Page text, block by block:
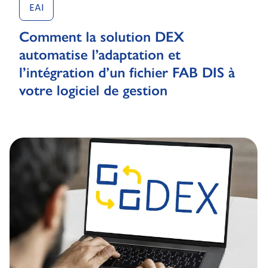
EAI
Comment la solution DEX
automatise l’adaptation et
l’intégration d’un fichier FAB DIS à
votre logiciel de gestion